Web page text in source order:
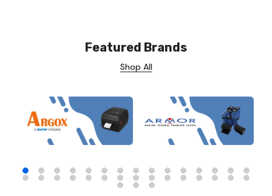
Featured Brands
Shop All